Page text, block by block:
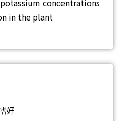
concentrations
in the plant
好 ―